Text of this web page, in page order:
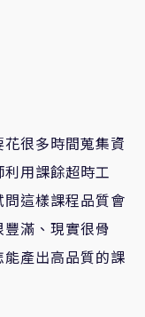
很多時間蒐集資
用課餘超時工
這樣課程品質會
滿、現實很骨
產出高品質的課